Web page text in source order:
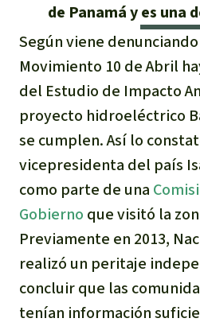
Minería
Aceite
REDD
Indígena
de Panamá y es una
Según viene
Movimiento 10 de Abril
del Estudio de Impacto
proyecto hidroeléctrico
se cumplen. Así lo
vicepresidenta del país
como parte de una
Gobierno que visitó la
Previamente en 2013,
realizó un peritaje
concluir que las
tenían información